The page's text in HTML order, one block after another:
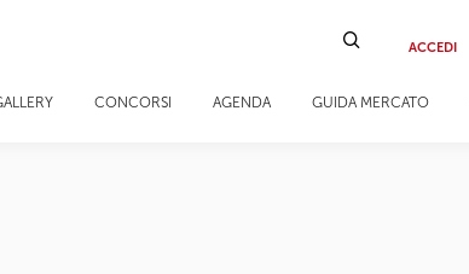
ACCEDI
CONCORSI AGENDA GUIDA MERCATO